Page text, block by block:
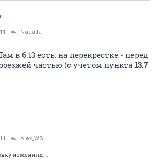
Naaatta
в 6.13 есть: на перекрестке - перед
частью (с учетом пункта 13.7
Alex_WS
изменили...